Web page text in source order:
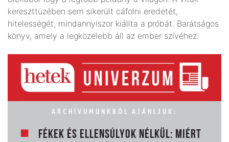
kereszttüzében sem sikerült cáfolni eredetét,
hitelességét, mindannyiszor kiállta a próbát. Barátságos
könyv, amely a legközelebb áll az ember szívéhez.
ARCHÍVUMUNKBÓL AJÁNLJUK:
FÉKEK ÉS ELLENSÚLYOK NÉLKÜL: MIÉRT